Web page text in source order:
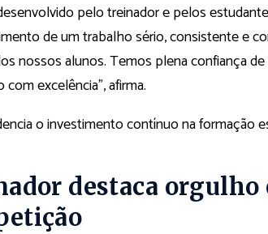
pelo treinador e pelos
de um trabalho sério, consistente e
nossos alunos. Temos plena confiança
excelência”, afirma.
o investimento contínuo na formação
destaca orgulho